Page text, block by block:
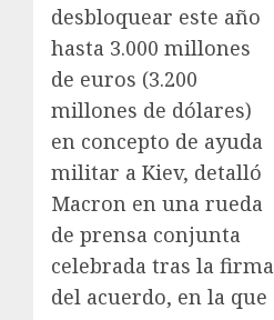
desbloquear este año
hasta 3.000 millones
de euros (3.200
millones de dólares)
en concepto de ayuda
militar a Kiev, detalló
Macron en una rueda
de prensa conjunta
celebrada tras la firma
del acuerdo, en la que